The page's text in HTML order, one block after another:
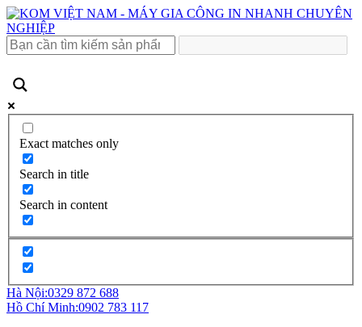
Exact matches only
Search in title
Search in content
Hà Nội:0329 872 688
Hồ Chí Minh:0902 783 117